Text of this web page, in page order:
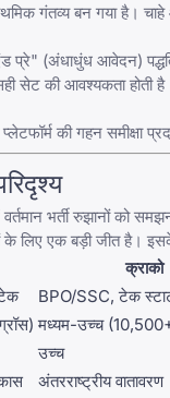
गंतव्य बन गया है।
(अंधाधुंध आवेदन) पद्धति
सेट की आवश्यकता होती
की गहन समीक्षा
भर्ती रुझानोंको
के लिए एक बड़ी जीत है।
क्राको
टेक
BPO/SSC, टेक
मध्यम-उच्च
उच्च
अंतरराष्ट्रीय वातावरण